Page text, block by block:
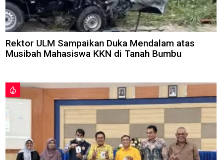
Rektor ULM Sampaikan Duka Mendalam atas
Musibah Mahasiswa KKN di Tanah Bumbu